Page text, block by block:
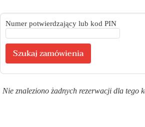
Numer potwierdzający lub kod PIN
Nie znaleziono żadnych rezerwacji dla tego